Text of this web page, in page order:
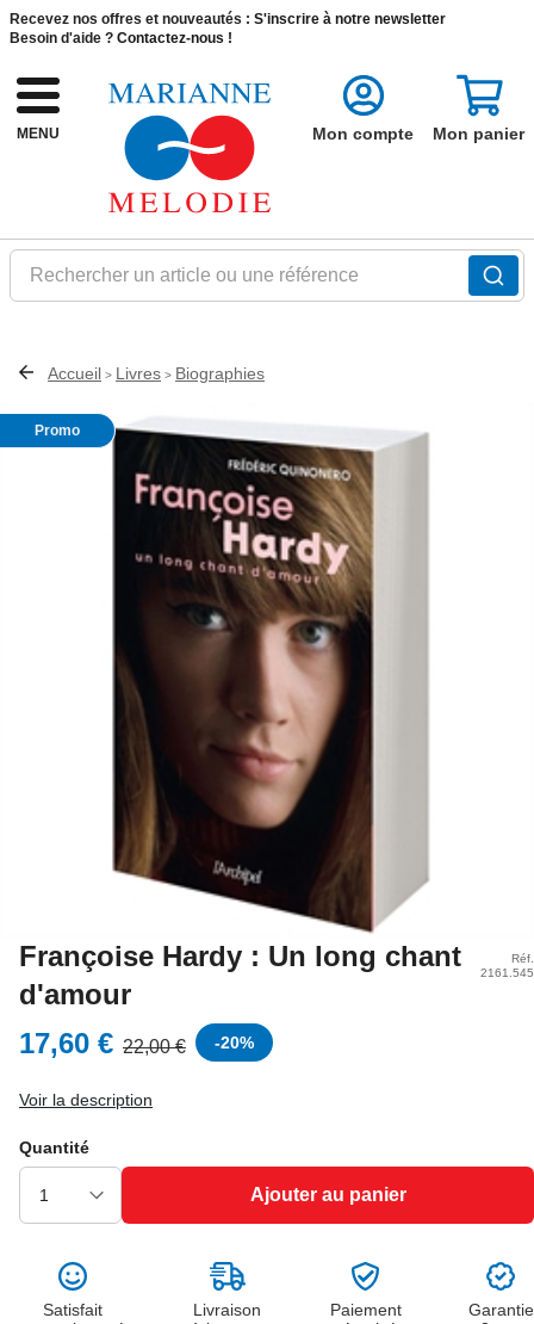
Recevez nos offres et nouveautés : S'inscrire à notre newsletter
Besoin d'aide ? Contactez-nous !
MENU
Rechercher un article ou une référence
Mon compte Mon panier
Accueil > Livres > Biographies
Promo
Françoise Hardy : Un long chant
d'amour
Réf.
2161.545
17,60 € 22,00 € -20%
Voir la description
Quantité
Ajouter au panier
Satisfait
Livraison
Paiement
Garantie